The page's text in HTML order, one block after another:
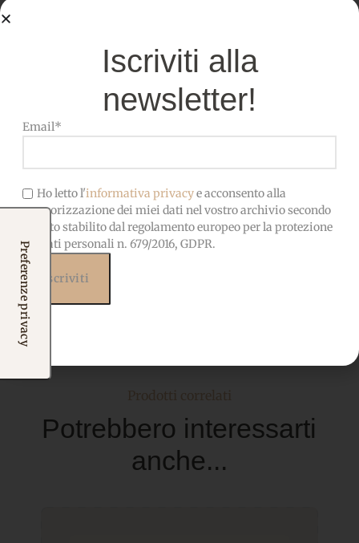
1 mm
DIMENSIONE FOGLI
CERTIFICATO
nocive, adatto anche ai
bambini
Potrebbero interessarti
anche...
Iscriviti alla
newsletter!
Email*
Ho letto l'informativa privacye acconsento alla
memorizzazione dei miei dati nel vostro archivio secondo
quanto stabilito dal regolamento europeo per la protezione
dei dati personali n. 679/2016, GDPR.